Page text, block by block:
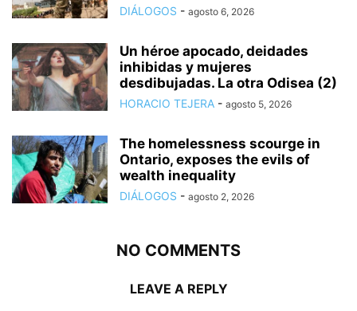
DIÁLOGOS - agosto 6, 2026
Un héroe apocado, deidades
inhibidas y mujeres
desdibujadas. La otra Odisea (2)
HORACIO TEJERA - agosto 5, 2026
The homelessness scourge in
Ontario, exposes the evils of
wealth inequality
DIÁLOGOS - agosto 2, 2026
NO COMMENTS
LEAVE A REPLY